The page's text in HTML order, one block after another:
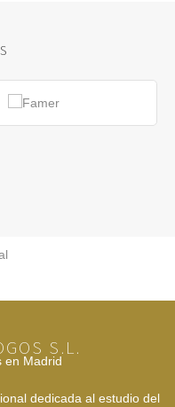
S.L.
dedicada al estudio del